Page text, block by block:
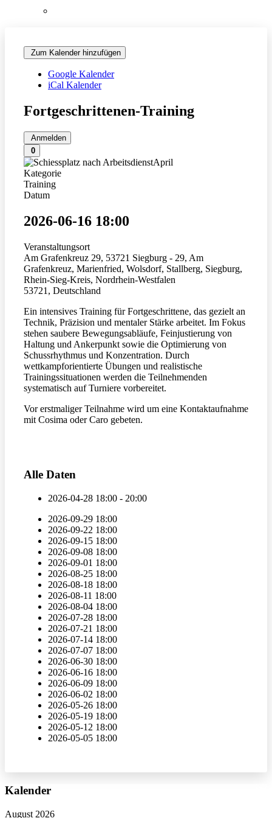
Zum Kalender hinzufügen
Google Kalender
iCal Kalender
Fortgeschrittenen-Training
Anmelden
0
Kategorie
Training
Datum
2026-06-16 18:00
Veranstaltungsort
Am Grafenkreuz 29, 53721 Siegburg - 29, Am
Grafenkreuz, Marienfried, Wolsdorf, Stallberg, Siegburg,
Rhein-Sieg-Kreis, Nordrhein-Westfalen
53721, Deutschland
Ein intensives Training für Fortgeschrittene, das gezielt an
Technik, Präzision und mentaler Stärke arbeitet. Im Fokus
stehen saubere Bewegungsabläufe, Feinjustierung von
Haltung und Ankerpunkt sowie die Optimierung von
Schussrhythmus und Konzentration. Durch
wettkampforientierte Übungen und realistische
Trainingssituationen werden die Teilnehmenden
systematisch auf Turniere vorbereitet.
Vor erstmaliger Teilnahme wird um eine Kontaktaufnahme
mit Cosima oder Caro gebeten.
Alle Daten
2026-04-28 18:00 - 20:00
2026-09-29 18:00
2026-09-22 18:00
2026-09-15 18:00
2026-09-08 18:00
2026-09-01 18:00
2026-08-25 18:00
2026-08-18 18:00
2026-08-11 18:00
2026-08-04 18:00
2026-07-28 18:00
2026-07-21 18:00
2026-07-14 18:00
2026-07-07 18:00
2026-06-30 18:00
2026-06-16 18:00
2026-06-09 18:00
2026-06-02 18:00
2026-05-26 18:00
2026-05-19 18:00
2026-05-12 18:00
2026-05-05 18:00
Kalender
Jahr
Monat
Jahr
Monat
August 2026